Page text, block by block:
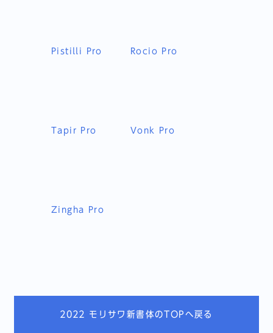
Pistilli Pro Rocio Pro
Tapir Pro Vonk Pro
Zingha Pro
2022 モリサワ新書体のTOPへ戻る